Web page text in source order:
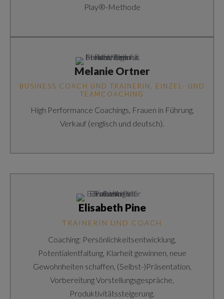
Play®-Methode
Melanie Ortner
BUSINESS COACH UND TRAINERIN, EINZEL- UND
TEAMCOACHING
High Performance Coachings, Frauen in Führung,
Verkauf (englisch und deutsch).
Elisabeth Pine
TRAINERIN UND COACH
Coaching: Persönlichkeitsentwicklung,
Potentialentfaltung, Klarheit gewinnen, neue
Gewohnheiten schaffen, (Selbst-)Präsentation,
Vorbereitung Vorstellungsgespräche,
Produktivitätssteigerung.